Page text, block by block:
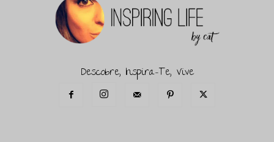
Descobre, Inspira-Te, Vive